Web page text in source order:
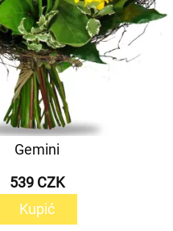
Gemini
539 CZK
Kupić